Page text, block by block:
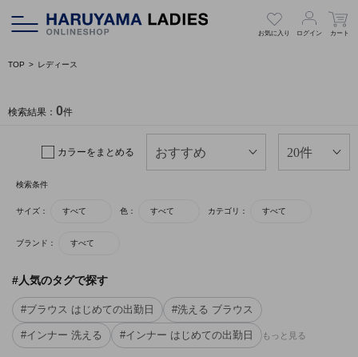
お気に入り ログイン カート
TOP レディース
検索結果： 0件
カラーをまとめる
検索条件
サイズ： すべて 色： すべて カテゴリ： すべて
ブランド： すべて
#人気のタグで探す
#ブラウス はじめての出勤日 #洗える ブラウス
#インナー 洗える #インナー はじめての出勤日 もっと見る